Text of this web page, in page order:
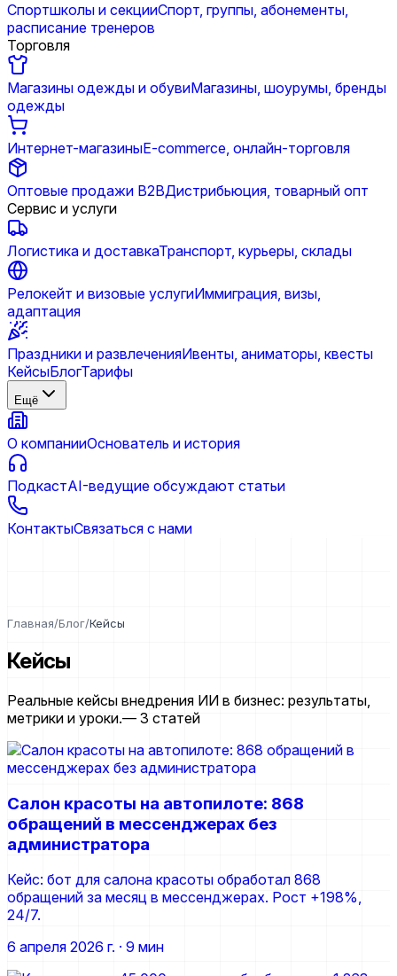
Спортшколы и секцииСпорт, группы, абонементы,
расписание тренеров
Торговля
Магазины одежды и обувиМагазины, шоурумы, бренды
одежды
Интернет-магазиныE-commerce, онлайн-торговля
Оптовые продажи B2BДистрибьюция, товарный опт
Сервис и услуги
Логистика и доставкаТранспорт, курьеры, склады
Релокейт и визовые услугиИммиграция, визы,
адаптация
Праздники и развлеченияИвенты, аниматоры, квесты
КейсыБлогТарифы
Ещё
О компанииОснователь и история
ПодкастAI-ведущие обсуждают статьи
КонтактыСвязаться с нами
Главная/Блог/Кейсы
Кейсы
Реальные кейсы внедрения ИИ в бизнес: результаты,
метрики и уроки.— 3 статей
Салон красоты на автопилоте: 868
обращений в мессенджерах без
администратора
Кейс: бот для салона красоты обработал 868
обращений за месяц в мессенджерах. Рост +198%,
24/7.
6 апреля 2026 г. · 9 мин